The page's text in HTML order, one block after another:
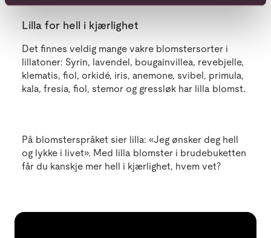
Lilla for hell i kjærlighet
Det finnes veldig mange vakre blomstersorter i
lillatoner: Syrin, lavendel, bougainvillea, revebjelle,
klematis, fiol, orkidé, iris, anemone, svibel, primula,
kala, fresia, fiol, stemor og gressløk har lilla blomst.
På blomsterspråket sier lilla: «Jeg ønsker deg hell
og lykke i livet». Med lilla blomster i brudebuketten
får du kanskje mer hell i kjærlighet, hvem vet?